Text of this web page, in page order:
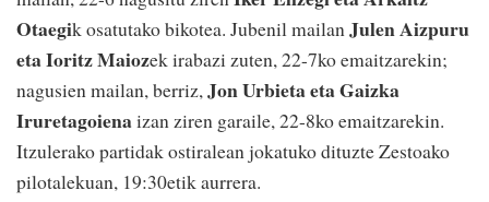
Otaegik osatutako bikotea. Jubenil mailanJulen Aizpuru
eta Ioritz Maiozek irabazi zuten, 22-7ko emaitzarekin;
nagusien mailan, berriz,Jon Urbieta eta Gaizka
Iruretagoienaizan ziren garaile, 22-8ko emaitzarekin.
Itzulerako partidak ostiralean jokatuko dituzte Zestoako
pilotalekuan, 19:30etik aurrera.